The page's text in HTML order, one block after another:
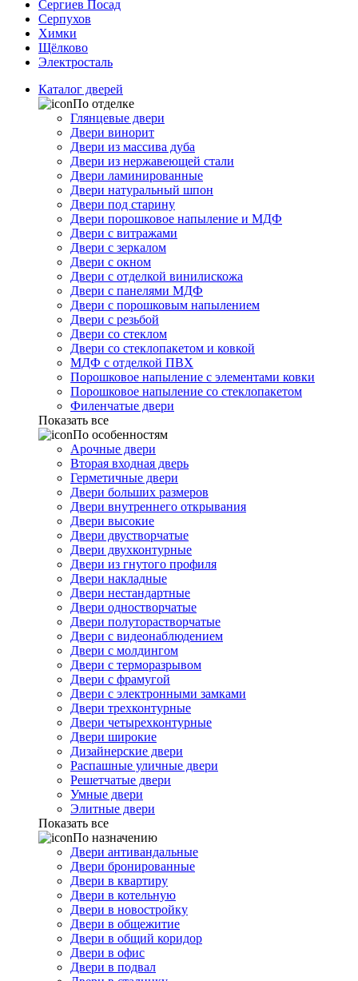
Сергиев Посад
Серпухов
Химки
Щёлково
Электросталь
Каталог дверей
По отделке
Глянцевые двери
Двери винорит
Двери из массива дуба
Двери из нержавеющей стали
Двери ламинированные
Двери натуральный шпон
Двери под старину
Двери порошковое напыление и МДФ
Двери с витражами
Двери с зеркалом
Двери с окном
Двери с отделкой винилискожа
Двери с панелями МДФ
Двери с порошковым напылением
Двери с резьбой
Двери со стеклом
Двери со стеклопакетом и ковкой
МДФ с отделкой ПВХ
Порошковое напыление с элементами ковки
Порошковое напыление со стеклопакетом
Филенчатые двери
Показать все
По особенностям
Арочные двери
Вторая входная дверь
Герметичные двери
Двери больших размеров
Двери внутреннего открывания
Двери высокие
Двери двустворчатые
Двери двухконтурные
Двери из гнутого профиля
Двери накладные
Двери нестандартные
Двери одностворчатые
Двери полуторастворчатые
Двери с видеонаблюдением
Двери с молдингом
Двери с терморазрывом
Двери с фрамугой
Двери с электронными замками
Двери трехконтурные
Двери четырехконтурные
Двери широкие
Дизайнерские двери
Распашные уличные двери
Решетчатые двери
Умные двери
Элитные двери
Показать все
По назначению
Двери антивандальные
Двери бронированные
Двери в квартиру
Двери в котельную
Двери в новостройку
Двери в общежитие
Двери в общий коридор
Двери в офис
Двери в подвал